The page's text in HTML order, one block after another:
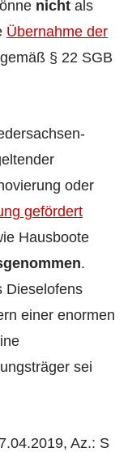
nicht als
Übernahme der
gemäß § 22 SGB
oder
gefördert
Hausboote
.
Dieselofens
einer enormen
sei
Az.: S